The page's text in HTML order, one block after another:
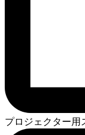
プロジェクター用